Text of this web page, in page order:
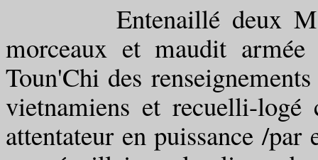
Entenaillé deux
morceaux et maudit armée
Toun'Chi des
vietnamiens et recuelli-logé
attentateur en puissance /